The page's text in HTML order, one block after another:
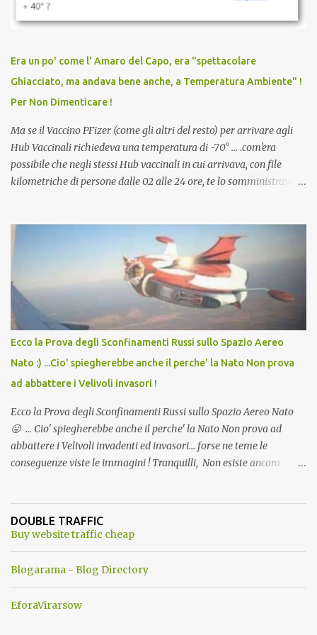
persona cattiva. Non avevamo mai visto un vaccino che minacci le
vaccino usato per minacciare i mezzi di sussistenza, il lavoro o la
scuola. Non avevamo mai visto un vaccino che permettesse a un
dodicenne di ignorare il consenso dei genitori. Dopo tutti i vaccini
che abbiamo elencato sopra...
Era un po' come l' Amaro del Capo, era "spettacolare
Ghiacciato, ma andava bene anche, a Temperatura Ambiente" !
Per Non Dimenticare !
Ma se il Vaccino PFizer (come gli altri del resto) per arrivare agli
Hub Vaccinali richiedeva una temperatura di -70° ... .com'era
possibile che negli stessi Hub vaccinali in cui arrivava, con file
kilometriche di persone dalle 02 alle 24 ore, te lo somministravano
Vaccino come: l' Amaro del Capo, era "spettacolare Ghiacciato, ma
andava bene anche, a Temperatura Ambiente"! Riproponiamo
l'articolo per NON Dimenticare!
Ecco la Prova degli Sconfinamenti Russi sullo Spazio Aereo
Nato :) ...Cio' spiegherebbe anche il perche' la Nato Non prova
ad abbattere i Velivoli invasori !
Ecco la Prova degli Sconfinamenti Russi sullo Spazio Aereo Nato
😛 ... Cio' spiegherebbe anche il perche' la Nato Non prova ad
abbattere i Velivoli invadenti ed invasori... forse ne teme le
conseguenze viste le immagini ! Tranquilli, Non esiste ancora
ancora una fantasia Nato o forse una "False Flag", per provocare
una guerra mondiale che difficilmente da menti sane, potrebbe
DOUBLE TRAFFIC
Buy website traffic cheap
Blogarama - Blog Directory
EforaVirarsow